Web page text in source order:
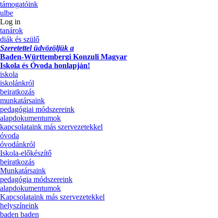
támogatóink
ulbe
Log in
tanárok
diák és szülő
Szeretettel üdvözöljük a
Baden-Württembergi Konzuli Magyar
Iskola és Óvoda honlapján!
iskola
iskolánkról
beiratkozás
munkatársaink
pedagógiai módszereink
alapdokumentumok
kapcsolataink más szervezetekkel
óvoda
óvodánkról
Iskola-előkészítő
beiratkozás
Munkatársaink
pedagógia módszereink
alapdokumentumok
Kapcsolataink más szervezetekkel
helyszíneink
baden baden